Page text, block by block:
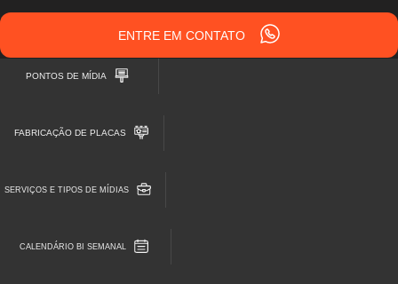
ENTRE EM CONTATO
PONTOS DE MÍDIA
FABRICAÇÃO DE PLACAS
SERVIÇOS E TIPOS DE MÍDIAS
CALENDÁRIO BI SEMANAL